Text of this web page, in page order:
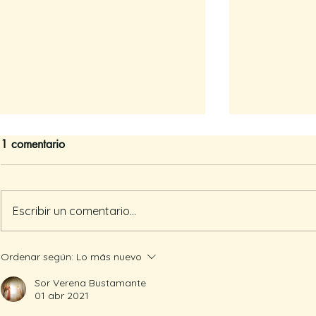
Recomendación: "The
1 comentario
Escribir un comentario...
Ordenar según: Lo más nuevo
Sor Verena Bustamante
01 abr 2021